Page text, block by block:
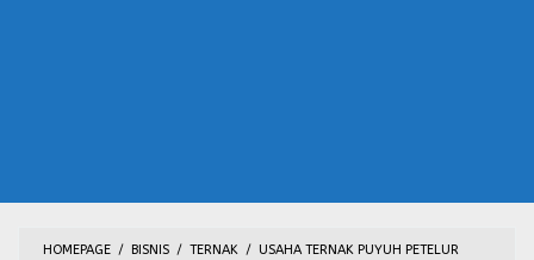
HOMEPAGE / BISNIS / TERNAK / USAHA TERNAK PUYUH PETELUR